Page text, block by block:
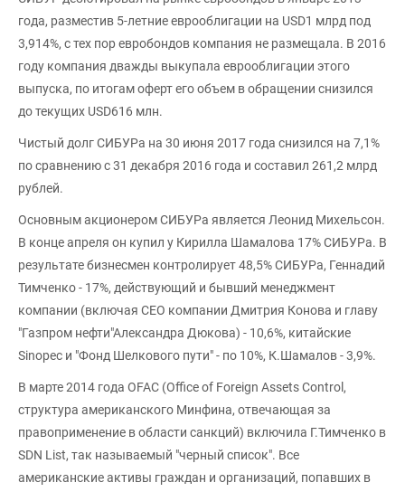
года, разместив 5-летние еврооблигации на USD1 млрд под
3,914%, с тех пор евробондов компания не размещала. В 2016
году компания дважды выкупала еврооблигации этого
выпуска, по итогам оферт его объем в обращении снизился
до текущих USD616 млн.
Чистый долг СИБУРа на 30 июня 2017 года снизился на 7,1%
по сравнению с 31 декабря 2016 года и составил 261,2 млрд
рублей.
Основным акционером СИБУРа является Леонид Михельсон.
В конце апреля он купил у Кирилла Шамалова 17% СИБУРа. В
результате бизнесмен контролирует 48,5% СИБУРа, Геннадий
Тимченко - 17%, действующий и бывший менеджмент
компании (включая СЕО компании Дмитрия Конова и главу
"Газпром нефти"Александра Дюкова) - 10,6%, китайские
Sinopec и "Фонд Шелкового пути" - по 10%, К.Шамалов - 3,9%.
В марте 2014 года OFAC (Office of Foreign Assets Control,
структура американского Минфина, отвечающая за
правоприменение в области санкций) включила Г.Тимченко в
SDN List, так называемый "черный список". Все
американские активы граждан и организаций, попавших в